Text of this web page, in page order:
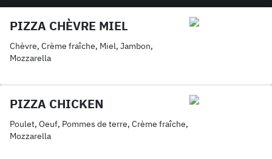
PIZZA CHÈVRE MIEL
Chèvre, Crème fraîche, Miel, Jambon,
Mozzarella
PIZZA CHICKEN
Poulet, Oeuf, Pommes de terre, Crème fraîche,
Mozzarella